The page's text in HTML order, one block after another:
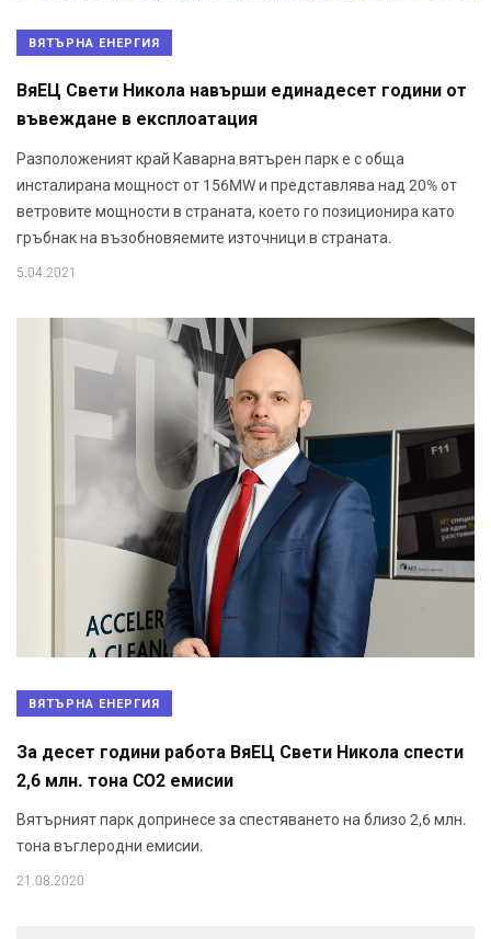
ВЯТЪРНА ЕНЕРГИЯ
ВяЕЦ Свети Никола навърши единадесет години от
въвеждане в експлоатация
Разположеният край Каварна вятърен парк е с обща
инсталирана мощност от 156MW и представлява над 20% от
ветровите мощности в страната, което го позиционира като
гръбнак на възобновяемите източници в страната.
5.04.2021
ВЯТЪРНА ЕНЕРГИЯ
За десет години работа ВяЕЦ Свети Никола спести
2,6 млн. тона CO2 емисии
Вятърният парк допринесе за спестяването на близо 2,6 млн.
тона въглеродни емисии.
21.08.2020